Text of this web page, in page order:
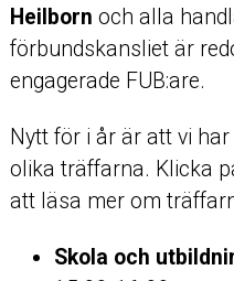
Heilborn och alla
förbundskansliet är
engagerade FUB:are.
Nytt för i år är att vi
olika träffarna. Klicka
att läsa mer om
Skola och